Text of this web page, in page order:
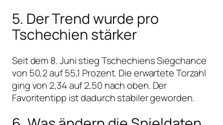
5. Der Trend wurde pro
Tschechien stärker
Seit dem 8. Juni stieg Tschechiens Siegchance
von 50,2 auf 55,1 Prozent. Die erwartete Torzahl
ging von 2,34 auf 2,50 nach oben. Der
Favoritentipp ist dadurch stabiler geworden.